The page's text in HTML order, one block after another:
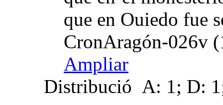
que en Ouiedo fue
CronAragón-026v
Ampliar
Distribució A: 1; D: